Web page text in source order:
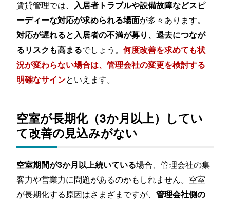
賃貸管理では、 入居者トラブルや設備故障などスピ
ーディーな対応が求められる場面が多々あります。
対応が遅れると入居者の不満が募り、退去につなが
るリスクも高まるでしょう。何度改善を求めても状
況が変わらない場合は、管理会社の変更を検討する
明確なサインといえます。
空室が長期化（3か月以上）してい
て改善の見込みがない
空室期間が3か月以上続いている場合、管理会社の集
客力や営業力に問題があるのかもしれません。空室
が長期化する原因はさまざまですが、管理会社側の